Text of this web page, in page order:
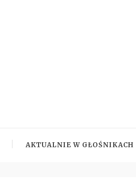
AKTUALNIE W GŁOŚNIKACH